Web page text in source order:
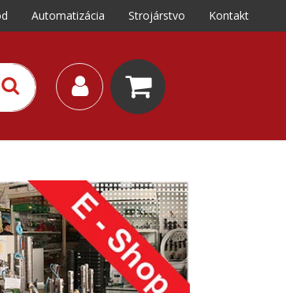
Automatizácia Strojárstvo Kontakt